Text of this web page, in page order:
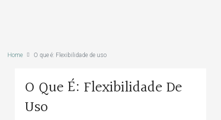
Home O que é: Flexibilidade de uso
O Que É: Flexibilidade De
Uso